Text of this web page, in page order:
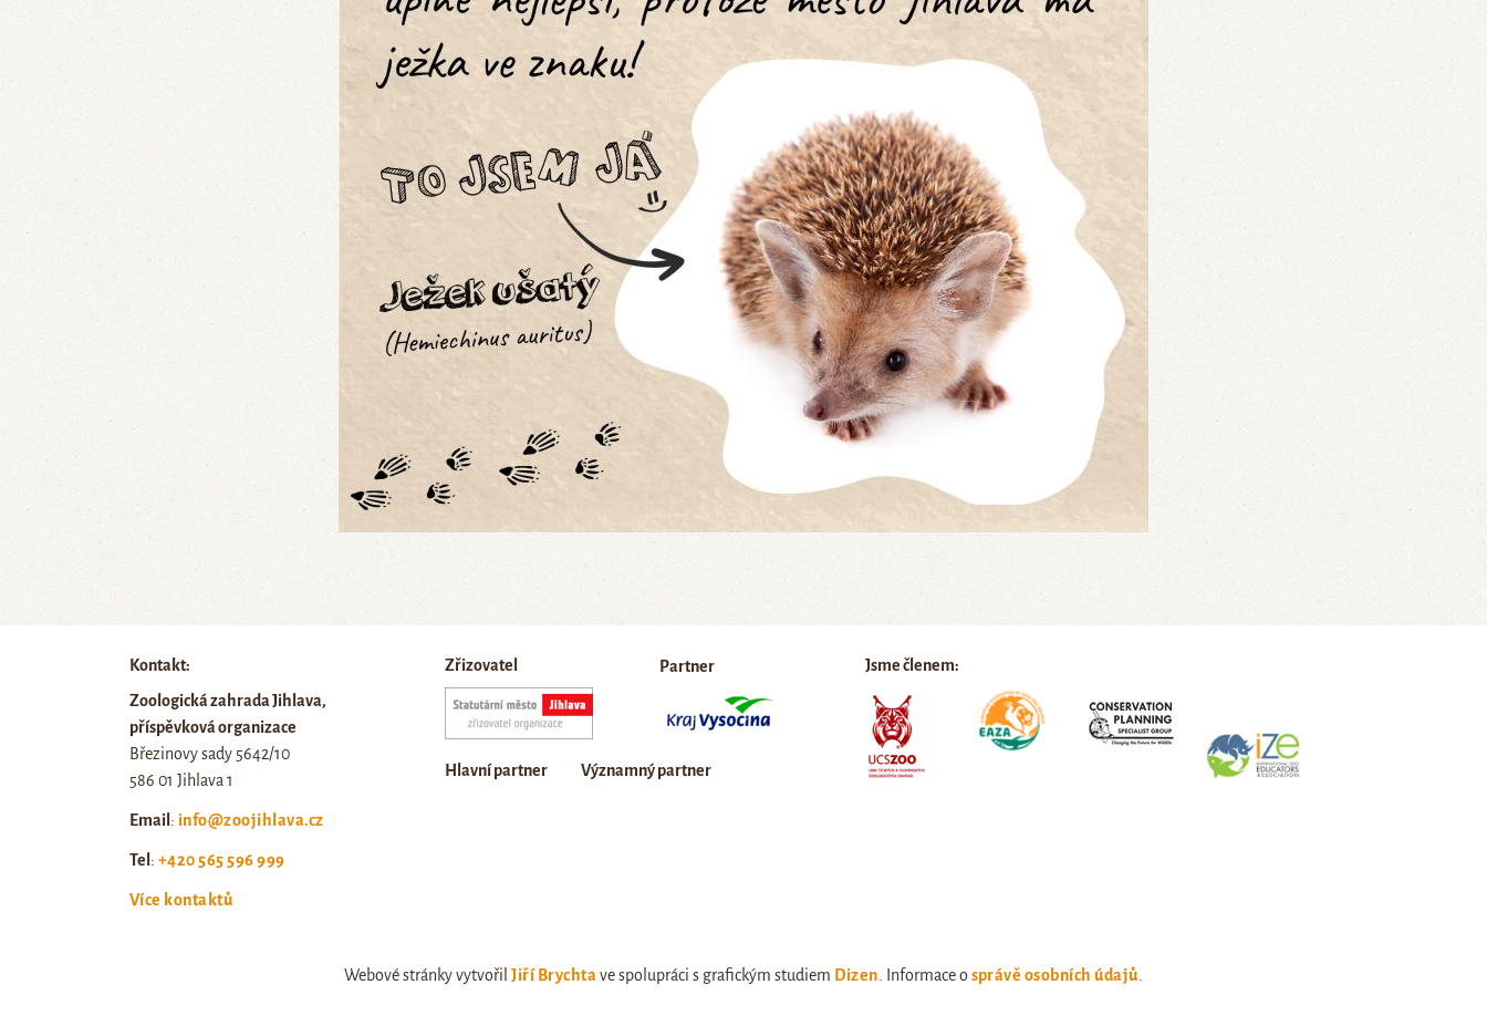
Kontakt:
Zoologická zahrada Jihlava,
příspěvková organizace
Březinovy sady 5642/10
586 01 Jihlava 1
Email : info@zoojihlava.cz
Tel : +420 565 596 999
Více kontaktů
Zřizovatel Partner
Hlavní partner Významný partner
Jsme členem:
Webové stránky vytvořilJiří Brychtave spolupráci s grafickým studiem Dizen . Informace o správě osobních údajů